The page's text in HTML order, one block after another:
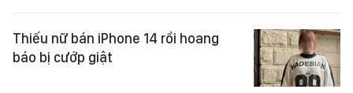
Thiếu nữ bán iPhone 14 rồi hoang
báo bị cướp giật